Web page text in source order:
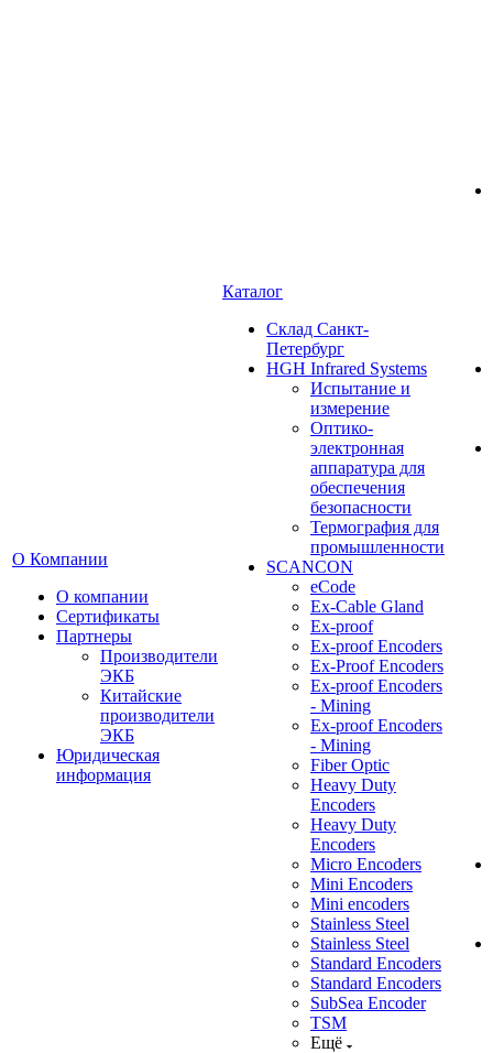
О Компании
О компании
Сертификаты
Партнеры
Производители
ЭКБ
Китайские
производители
ЭКБ
Юридическая
информация
Каталог
Cклад Санкт-
Петербург
HGH Infrared Systems
Испытание и
измерение
Оптико-
электронная
аппаратура для
обеспечения
безопасности
Термография для
промышленности
SCANCON
eCode
Ex-Cable Gland
Ex-proof
Ex-proof Encoders
Ex-Proof Encoders
Ex-proof Encoders
- Mining
Ex-proof Encoders
- Mining
Fiber Optic
Heavy Duty
Encoders
Heavy Duty
Encoders
Micro Encoders
Mini Encoders
Mini encoders
Stainless Steel
Stainless Steel
Standard Encoders
Standard Encoders
SubSea Encoder
TSM
Ещё